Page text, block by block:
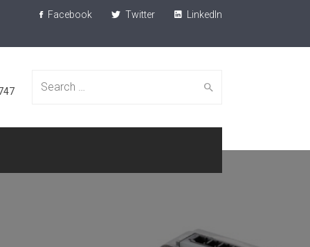
Facebook Twitter LinkedIn
Search